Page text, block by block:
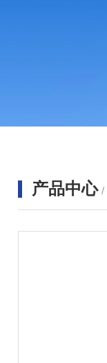
产品中心 /